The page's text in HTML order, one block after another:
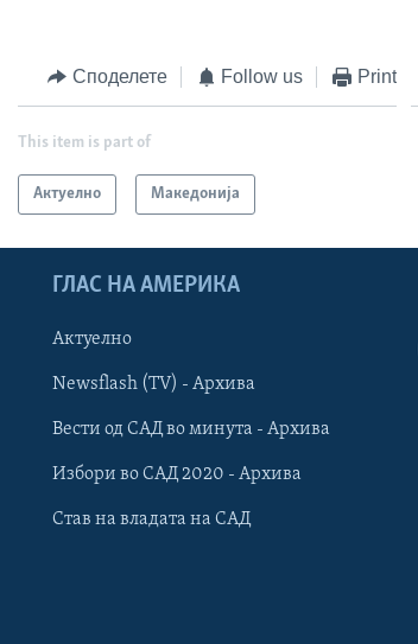
Споделете Follow us Print
This item is part of
Актуелно Македонија
ГЛАС НА АМЕРИКА
Актуелно
Newsflash (TV) - Архива
Вести од САД во минута - Архива
Избори во САД 2020 - Архива
Став на владата на САД